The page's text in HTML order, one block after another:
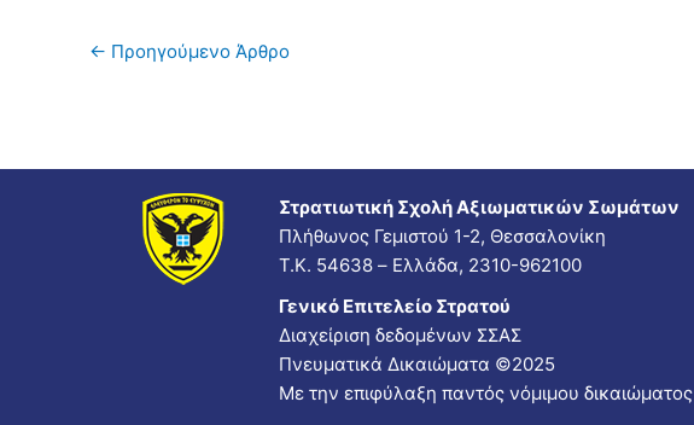
← Προηγούμενο Άρθρο
Στρατιωτική Σχολή Αξιωματικών Σωμάτων
Πλήθωνος Γεμιστού 1-2, Θεσσαλονίκη
Τ.Κ. 54638 – Ελλάδα, 2310-962100
Γενικό Επιτελείο Στρατού
Διαχείριση δεδομένων ΣΣΑΣ
Πνευματικά Δικαιώματα ©2025
Με την επιφύλαξη παντός νόμιμου δικαιώματος